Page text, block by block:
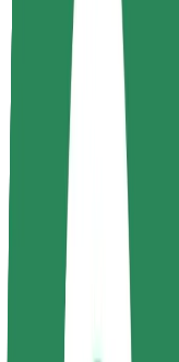
Bolt-ის
Bolt და
ბლოგი
სიახლეები
ბრენდის
მისია